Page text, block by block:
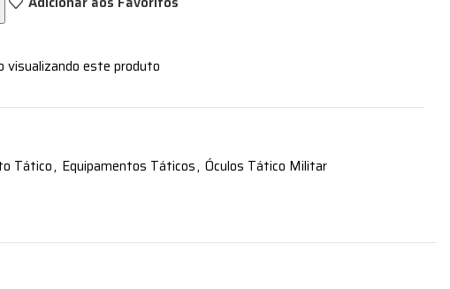
visualizando este produto
Tático, Equipamentos Táticos, Óculos Tático Militar